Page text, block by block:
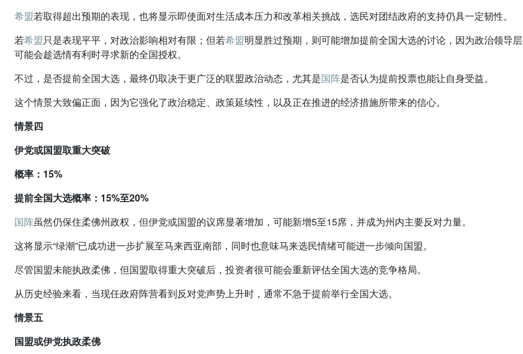
希盟若取得超出预期的表现，也将显示即使面对生活成本压力和改革相关挑战，选民对团结政府的支持仍具一定韧性。
若希盟只是表现平平，对政治影响相对有限；但若希盟明显胜过预期，则可能增加提前全国大选的讨论，因为政治领导层
可能会趁选情有利时寻求新的全国授权。
不过，是否提前全国大选，最终仍取决于更广泛的联盟政治动态，尤其是国阵是否认为提前投票也能让自身受益。
这个情景大致偏正面，因为它强化了政治稳定、政策延续性，以及正在推进的经济措施所带来的信心。
情景四
伊党或国盟取重大突破
概率：15%
提前全国大选概率：15%至20%
国阵虽然仍保住柔佛州政权，但伊党或国盟的议席显著增加，可能新增5至15席，并成为州内主要反对力量。
这将显示“绿潮”已成功进一步扩展至马来西亚南部，同时也意味马来选民情绪可能进一步倾向国盟。
尽管国盟未能执政柔佛，但国盟取得重大突破后，投资者很可能会重新评估全国大选的竞争格局。
从历史经验来看，当现任政府阵营看到反对党声势上升时，通常不急于提前举行全国大选。
情景五
国盟或伊党执政柔佛